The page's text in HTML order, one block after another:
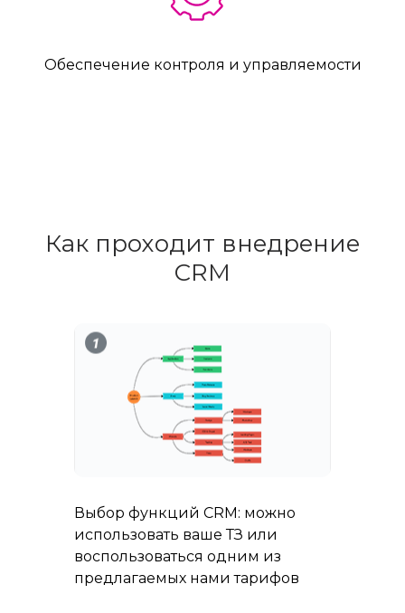
Обеспечение контроля и управляемости
Как проходит внедрение
CRM
Выбор функций CRM: можно
использовать ваше ТЗ или
воспользоваться одним из
предлагаемых нами тарифов